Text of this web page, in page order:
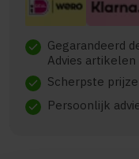
check Gegarandeerd
Advies artikelen
check Scherpste
check Persoonlijk